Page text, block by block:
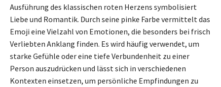
Ausführung des klassischen roten Herzens symbolisiert
Liebe und Romantik. Durch seine pinke Farbe vermittelt das
Emoji eine Vielzahl von Emotionen, die besonders bei frisch
Verliebten Anklang finden. Es wird häufig verwendet, um
starke Gefühle oder eine tiefe Verbundenheit zu einer
Person auszudrücken und lässt sich in verschiedenen
Kontexten einsetzen, um persönliche Empfindungen zu